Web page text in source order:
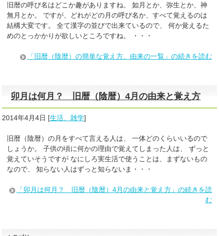
旧暦の呼び名はどこか趣がありますね。 如月とか、弥生とか、神
無月とか。 ですが、どれがどの月の呼び名か、すべて覚えるのは
結構大変です。 全て漢字の並びで出来ているので、 何か覚えるた
めのとっかかりが欲しいところですね。 ・・・
「旧暦（陰暦）の簡単な覚え方、由来の一覧」の続きを読む
卯月は何月？ 旧暦（陰暦）4月の由来と覚え方
2014年4月4日 [生活、雑学]
旧暦（陰暦）の月をすべて言える人は、 一体どのくらいいるので
しょうか。 子供の頃に何かの理由で覚えてしまった人は、 ずっと
覚えていそうですが なにしろ実生活で使うことは、まずないもの
なので、 知らない人はずっと知らないま・・・
「卯月は何月？ 旧暦（陰暦）4月の由来と覚え方」の続きを読
む